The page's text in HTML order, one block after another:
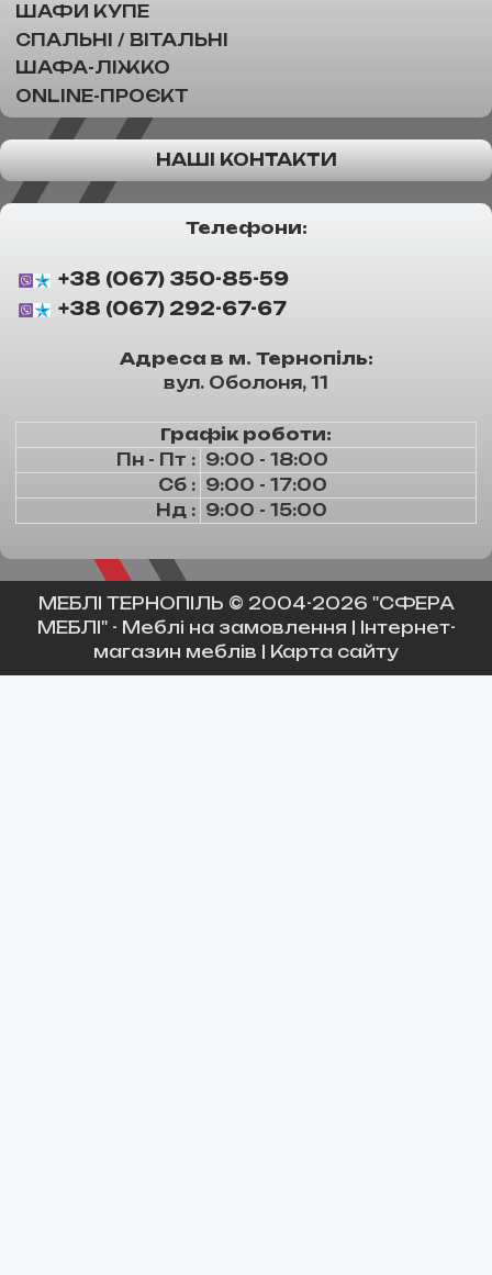
ШАФИ КУПЕ
СПАЛЬНІ / ВІТАЛЬНІ
ШАФА-ЛІЖКО
ONLINE-ПРОЄКТ
НАШІ КОНТАКТИ
Телефони:
+38 (067) 350-85-59
+38 (067) 292-67-67
Адреса в м. Тернопіль:
вул. Оболоня, 11
Графік роботи:
Пн - Пт : 9:00 - 18:00
Сб : 9:00 - 17:00
Нд : 9:00 - 15:00
МЕБЛІ ТЕРНОПІЛЬ © 2004-2026 "СФЕРА
МЕБЛІ" - Меблі на замовлення | Інтернет-
магазин меблів | Карта сайту